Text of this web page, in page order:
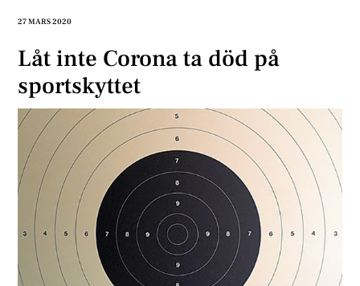
27 MARS 2020
Låt inte Corona ta död på
sportskyttet